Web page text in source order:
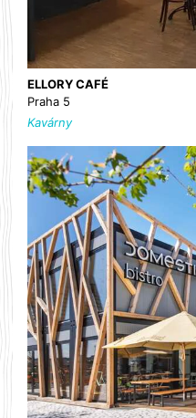
ELLORY CAFÉ
Praha 5
Kavárny